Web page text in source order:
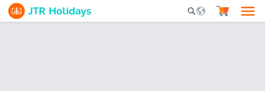
Mobile Search